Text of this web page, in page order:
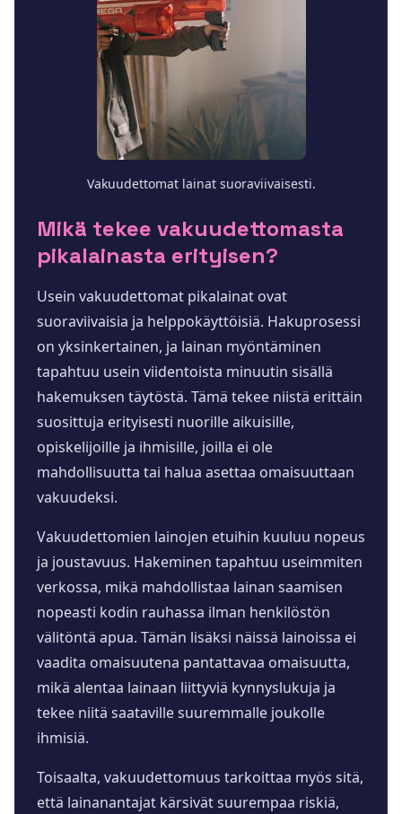
Vakuudettomat lainat suoraviivaisesti.
Mikä tekee vakuudettomasta
pikalainasta erityisen?
Usein vakuudettomat pikalainat ovat
suoraviivaisia ja helppokäyttöisiä. Hakuprosessi
on yksinkertainen, ja lainan myöntäminen
tapahtuu usein viidentoista minuutin sisällä
hakemuksen täytöstä. Tämä tekee niistä erittäin
suosittuja erityisesti nuorille aikuisille,
opiskelijoille ja ihmisille, joilla ei ole
mahdollisuutta tai halua asettaa omaisuuttaan
vakuudeksi.
Vakuudettomien lainojen etuihin kuuluu nopeus
ja joustavuus. Hakeminen tapahtuu useimmiten
verkossa, mikä mahdollistaa lainan saamisen
nopeasti kodin rauhassa ilman henkilöstön
välitöntä apua. Tämän lisäksi näissä lainoissa ei
vaadita omaisuutena pantattavaa omaisuutta,
mikä alentaa lainaan liittyviä kynnyslukuja ja
tekee niitä saataville suuremmalle joukolle
ihmisiä.
Toisaalta, vakuudettomuus tarkoittaa myös sitä,
että lainanantajat kärsivät suurempaa riskiä,